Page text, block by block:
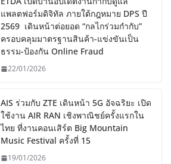
แพลตฟอร์มดิจิทัล ภายใต้กฎหมาย DPS ปี
2569 เดินหน้าต่อยอด “กลไกร่วมกำกับ”
ครอบคลุมมาตรฐานสินค้า-แข่งขันเป็น
ธรรม-ป้องกัน Online Fraud
22/01/2026
AIS ร่วมกับ ZTE เดินหน้า 5G อัจฉริยะ เปิด
ใช้งาน AIR RAN เชิงพาณิชย์ครั้งแรกใน
ไทย ที่งานคอนเสิร์ต Big Mountain
Music Festival ครั้งที่ 15
19/01/2026